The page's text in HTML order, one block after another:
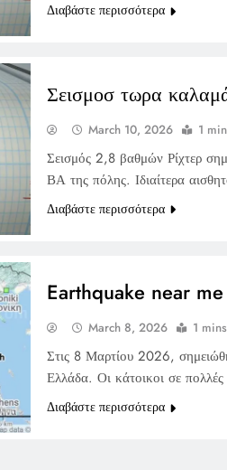
Διαβάστε περισσότερα
Σεισμοσ τωρα
March 10, 2026 1
Σεισμός 2,8 βαθμών Ρίχτερ
ΒΑ της πόλης. Ιδιαίτερα
Διαβάστε περισσότερα
Earthquake near me
March 8, 2026 1 mins
Στις 8 Μαρτίου 2026,
Ελλάδα. Οι κάτοικοι σε
Διαβάστε περισσότερα